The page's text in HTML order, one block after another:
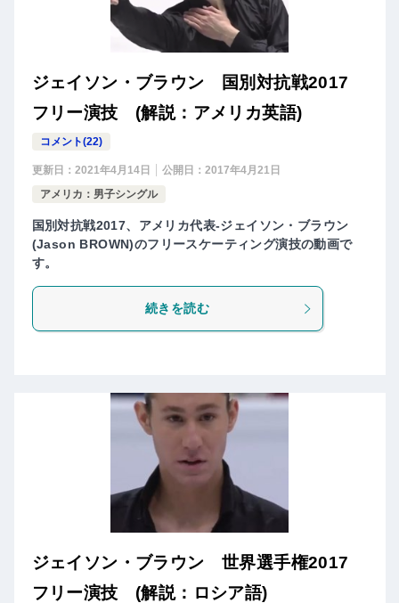
ジェイソン・ブラウン 国別対抗戦2017
フリー演技 (解説：アメリカ英語)
コメント(22)
更新日： 2021年4月14日 公開日： 2017年4月21日
アメリカ：男子シングル
国別対抗戦2017、アメリカ代表-ジェイソン・ブラウン
(Jason BROWN)のフリースケーティング演技の動画で
す。
続きを読む
ジェイソン・ブラウン 世界選手権2017
フリー演技 (解説：ロシア語)